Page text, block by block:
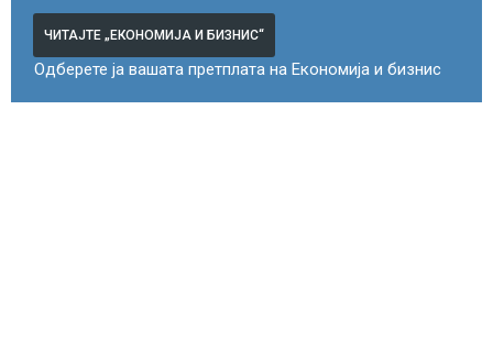
ЧИТАЈТЕ „ЕКОНОМИЈА И БИЗНИС“
Одберете ја вашата претплата на Економија и бизнис